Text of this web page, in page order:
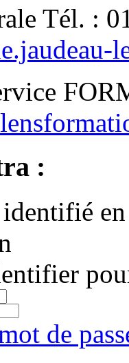
Tél. :
:
de